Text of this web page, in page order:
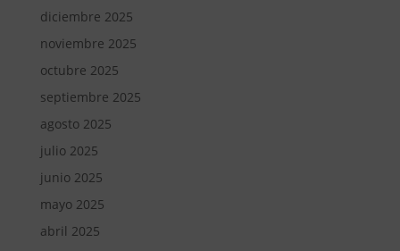
diciembre 2025
noviembre 2025
octubre 2025
septiembre 2025
agosto 2025
julio 2025
junio 2025
mayo 2025
abril 2025